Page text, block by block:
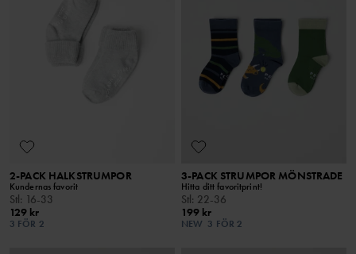
2-PACK HALKSTRUMPOR
Kundernas favorit
Stl: 16-33
129 kr
3 FÖR 2
3-PACK STRUMPOR MÖNSTRADE
Hitta ditt favoritprint!
Stl: 22-36
199 kr
NEW 3 FÖR 2